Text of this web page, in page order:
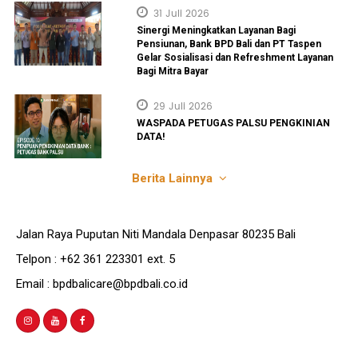
31 Juli 2026
Sinergi Meningkatkan Layanan Bagi
Pensiunan, Bank BPD Bali dan PT Taspen
Gelar Sosialisasi dan Refreshment Layanan
Bagi Mitra Bayar
29 Juli 2026
WASPADA PETUGAS PALSU PENGKINIAN
DATA!
Berita Lainnya
Jalan Raya Puputan Niti Mandala Denpasar 80235 Bali
Telpon : +62 361 223301 ext. 5
Email : bpdbalicare@bpdbali.co.id